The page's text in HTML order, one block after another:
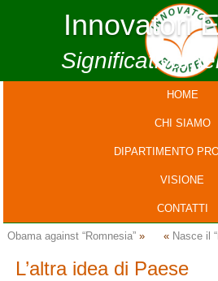
Innovatori
HOME
CHI SIAMO
DIPARTIMENTO
VISIONE
CONTATTI
Obama against “Romnesia” » « Nasce il
L’altra idea di Paese